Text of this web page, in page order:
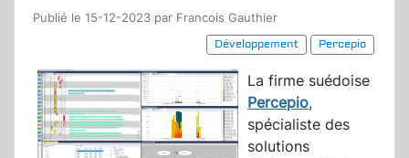
Publié le 15-12-2023 par Francois Gauthier
Développement
Percepio
La firme suédoise
Percepio,
spécialiste des
solutions